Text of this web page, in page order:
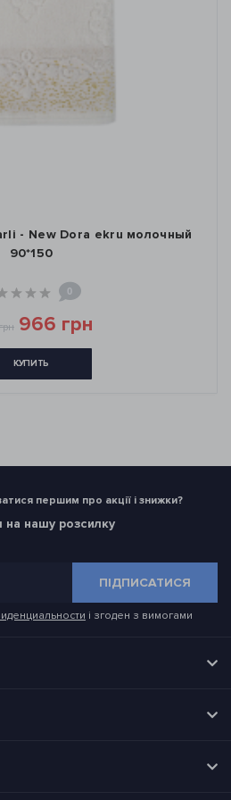
- New Dora ekru молочный
90*150
0
966 грн
КУПИТЬ
першим про акції і знижки?
на нашу розсилку
ПІДПИСАТИСЯ
і згоден з вимогами